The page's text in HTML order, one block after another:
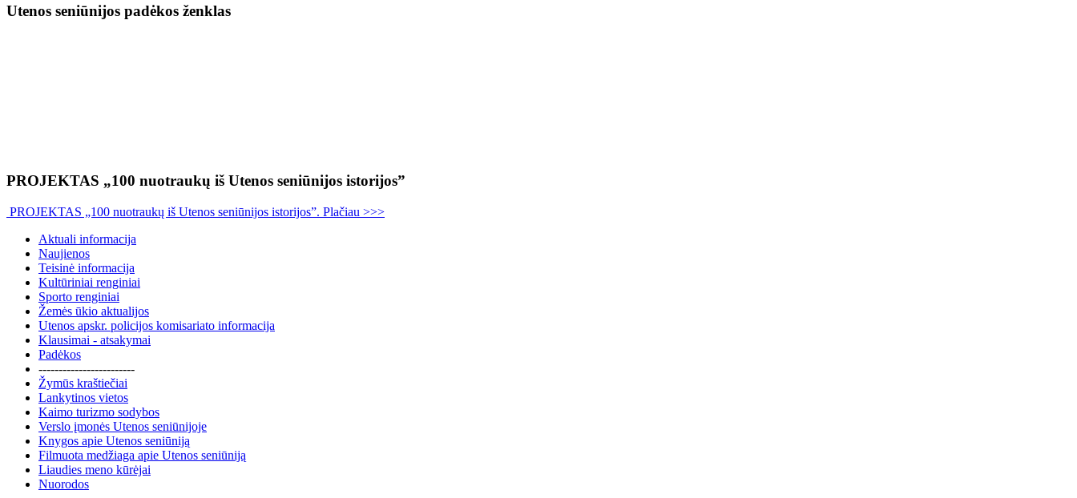
Utenos seniūnijos padėkos ženklas
PROJEKTAS „100 nuotraukų iš Utenos seniūnijos istorijos”
PROJEKTAS „100 nuotraukų iš Utenos seniūnijos istorijos”. Plačiau >>>
Aktuali informacija
Naujienos
Teisinė informacija
Kultūriniai renginiai
Sporto renginiai
Žemės ūkio aktualijos
Utenos apskr. policijos komisariato informacija
Klausimai - atsakymai
Padėkos
------------------------
Žymūs kraštiečiai
Lankytinos vietos
Kaimo turizmo sodybos
Verslo įmonės Utenos seniūnijoje
Knygos apie Utenos seniūniją
Filmuota medžiaga apie Utenos seniūniją
Liaudies meno kūrėjai
Nuorodos